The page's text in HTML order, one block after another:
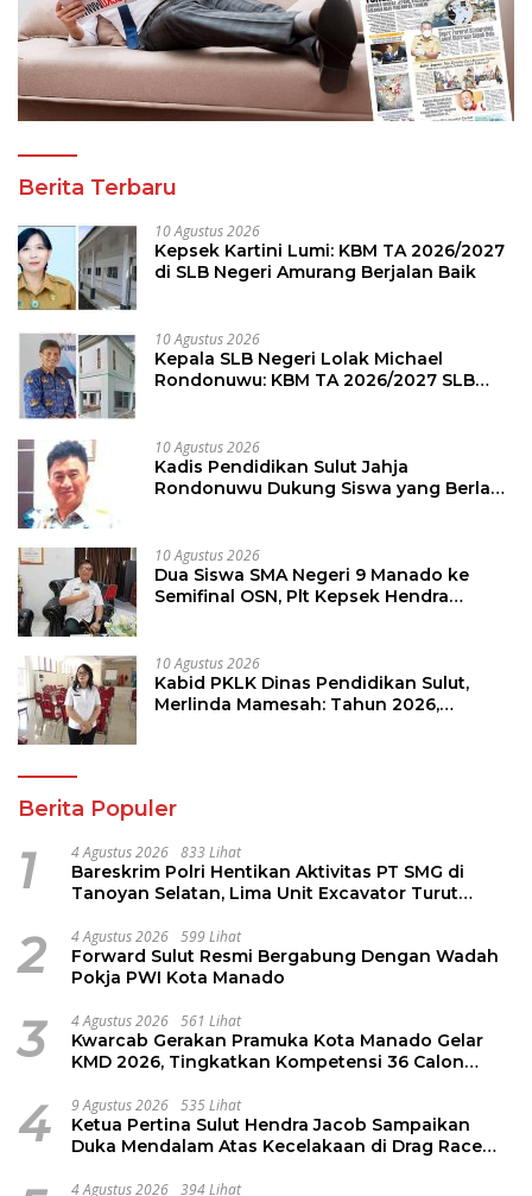
Berita Terbaru
10 Agustus 2026
Kepsek Kartini Lumi: KBM TA 2026/2027
di SLB Negeri Amurang Berjalan Baik
10 Agustus 2026
Kepala SLB Negeri Lolak Michael
Rondonuwu: KBM TA 2026/2027 SLB
10 Agustus 2026
Kadis Pendidikan Sulut Jahja
Rondonuwu Dukung Siswa yang Berlaga
10 Agustus 2026
Dua Siswa SMA Negeri 9 Manado ke
Semifinal OSN, Plt Kepsek Hendra
10 Agustus 2026
Kabid PKLK Dinas Pendidikan Sulut,
Merlinda Mamesah: Tahun 2026,
Berita Populer
1 4 Agustus 2026 833 Lihat
Bareskrim Polri Hentikan Aktivitas PT SMG di
Tanoyan Selatan, Lima Unit Excavator Turut
2 4 Agustus 2026 599 Lihat
Forward Sulut Resmi Bergabung Dengan Wadah
Pokja PWI Kota Manado
3 4 Agustus 2026 561 Lihat
Kwarcab Gerakan Pramuka Kota Manado Gelar
KMD 2026, Tingkatkan Kompetensi 36 Calon
4 9 Agustus 2026 535 Lihat
Ketua Pertina Sulut Hendra Jacob Sampaikan
Duka Mendalam Atas Kecelakaan di Drag Race
4 Agustus 2026 394 Lihat